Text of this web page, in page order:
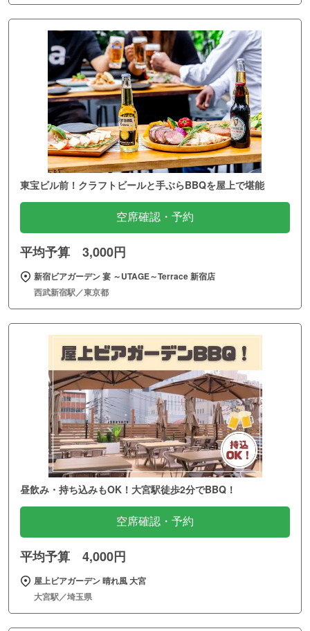
東宝ビル前！クラフトビールと手ぶらBBQを屋上で堪能
空席確認・予約
平均予算 3,000円
新宿ビアガーデン 宴 ～UTAGE～Terrace 新宿店
西武新宿駅／東京都
昼飲み・持ち込みもOK！大宮駅徒歩2分でBBQ！
空席確認・予約
平均予算 4,000円
屋上ビアガーデン 晴れ風 大宮
大宮駅／埼玉県